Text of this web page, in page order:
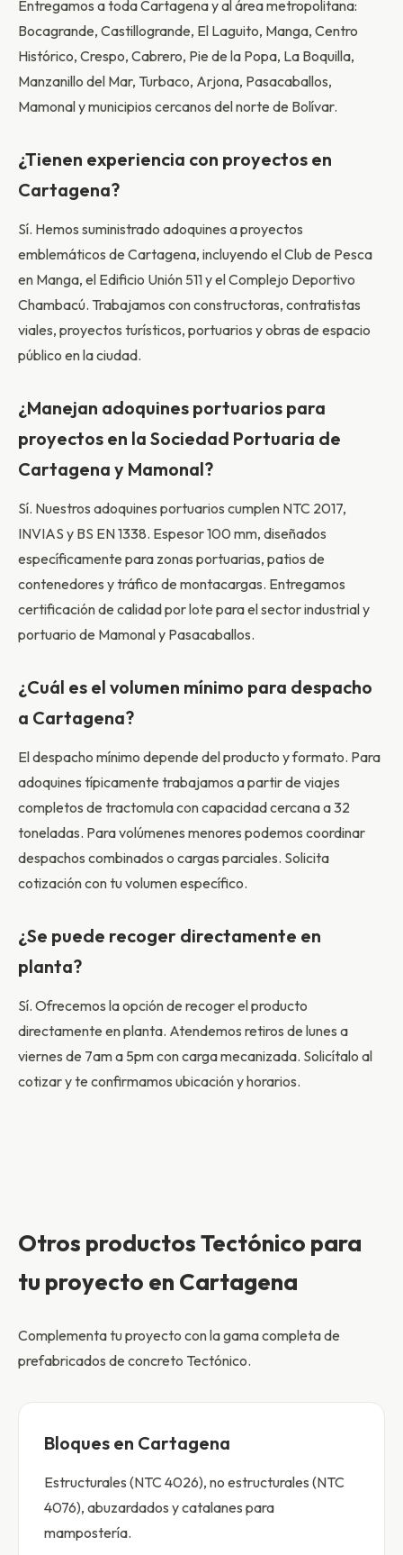
Entregamos a toda Cartagena y al área metropolitana:
Bocagrande, Castillogrande, El Laguito, Manga, Centro
Histórico, Crespo, Cabrero, Pie de la Popa, La Boquilla,
Manzanillo del Mar, Turbaco, Arjona, Pasacaballos,
Mamonal y municipios cercanos del norte de Bolívar.
¿Tienen experiencia con proyectos en
Cartagena?
Sí. Hemos suministrado adoquines a proyectos
emblemáticos de Cartagena, incluyendo el Club de Pesca
en Manga, el Edificio Unión 511 y el Complejo Deportivo
Chambacú. Trabajamos con constructoras, contratistas
viales, proyectos turísticos, portuarios y obras de espacio
público en la ciudad.
¿Manejan adoquines portuarios para
proyectos en la Sociedad Portuaria de
Cartagena y Mamonal?
Sí. Nuestros adoquines portuarios cumplen NTC 2017,
INVIAS y BS EN 1338. Espesor 100 mm, diseñados
específicamente para zonas portuarias, patios de
contenedores y tráfico de montacargas. Entregamos
certificación de calidad por lote para el sector industrial y
portuario de Mamonal y Pasacaballos.
¿Cuál es el volumen mínimo para despacho
a Cartagena?
El despacho mínimo depende del producto y formato. Para
adoquines típicamente trabajamos a partir de viajes
completos de tractomula con capacidad cercana a 32
toneladas. Para volúmenes menores podemos coordinar
despachos combinados o cargas parciales. Solicita
cotización con tu volumen específico.
¿Se puede recoger directamente en
planta?
Sí. Ofrecemos la opción de recoger el producto
directamente en planta. Atendemos retiros de lunes a
viernes de 7am a 5pm con carga mecanizada. Solicítalo al
cotizar y te confirmamos ubicación y horarios.
Otros productos Tectónico para
tu proyecto en Cartagena
Complementa tu proyecto con la gama completa de
prefabricados de concreto Tectónico.
Bloques en Cartagena
Estructurales (NTC 4026), no estructurales (NTC
4076), abuzardados y catalanes para
mampostería.